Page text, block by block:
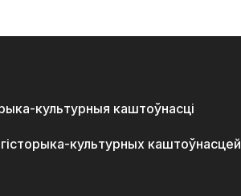
культурныя каштоўнасці
культурных каштоўнасцей